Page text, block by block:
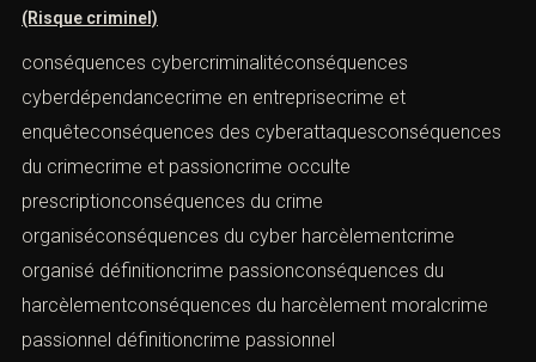
(Risque criminel)
conséquences cybercriminalitéconséquences
cyberdépendancecrime en entreprisecrime et
enquêteconséquences des cyberattaquesconséquences
du crimecrime et passioncrime occulte
prescriptionconséquences du crime
organiséconséquences du cyber harcèlementcrime
organisé définitioncrime passionconséquences du
harcèlementconséquences du harcèlement moralcrime
passionnel définitioncrime passionnel